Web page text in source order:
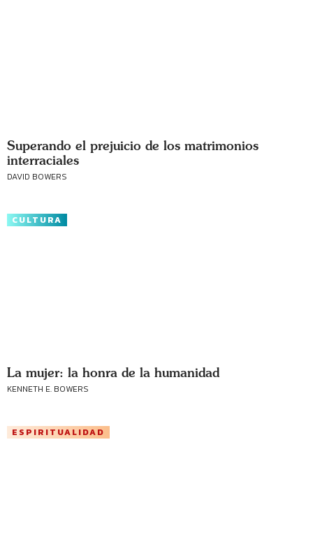
Superando el prejuicio de los matrimonios
interraciales
DAVID BOWERS
CULTURA
La mujer: la honra de la humanidad
KENNETH E. BOWERS
ESPIRITUALIDAD